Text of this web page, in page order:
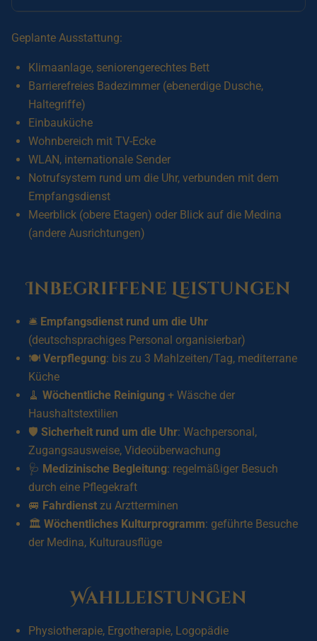
Geplante Ausstattung:
Klimaanlage, seniorengerechtes Bett
Barrierefreies Badezimmer (ebenerdige Dusche,
Haltegriffe)
Einbauküche
Wohnbereich mit TV-Ecke
WLAN, internationale Sender
Notrufsystem rund um die Uhr, verbunden mit dem
Empfangsdienst
Meerblick (obere Etagen) oder Blick auf die Medina
(andere Ausrichtungen)
Inbegriffene Leistungen
🛎️ Empfangsdienst rund um die Uhr
(deutschsprachiges Personal organisierbar)
🍽️ Verpflegung: bis zu 3 Mahlzeiten/Tag, mediterrane
Küche
🧹 Wöchentliche Reinigung + Wäsche der
Haushaltstextilien
🛡️ Sicherheit rund um die Uhr: Wachpersonal,
Zugangsausweise, Videoüberwachung
🩺 Medizinische Begleitung: regelmäßiger Besuch
durch eine Pflegekraft
🚐 Fahrdienst zu Arztterminen
🏛️ Wöchentliches Kulturprogramm: geführte Besuche
der Medina, Kulturausflüge
Wahlleistungen
Physiotherapie, Ergotherapie, Logopädie